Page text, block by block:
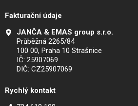
Fakturační údaje
JANČA & EMAS group s.r.o.
Průběžná 2265/84
100 00, Praha 10 Strašnice
IČ: 25907069
DIČ: CZ25907069
Rychlý kontakt